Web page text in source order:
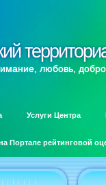
любовь, добро
Услуги Центра
Портале рейтинговой